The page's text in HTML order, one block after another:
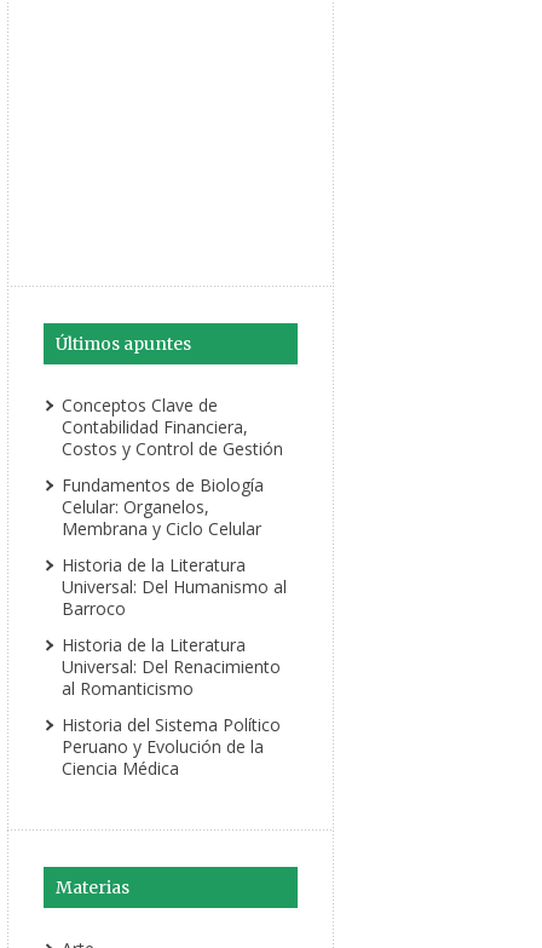
Últimos apuntes
Conceptos Clave de
Contabilidad Financiera,
Costos y Control de Gestión
Fundamentos de Biología
Celular: Organelos,
Membrana y Ciclo Celular
Historia de la Literatura
Universal: Del Humanismo al
Barroco
Historia de la Literatura
Universal: Del Renacimiento
al Romanticismo
Historia del Sistema Político
Peruano y Evolución de la
Ciencia Médica
Materias